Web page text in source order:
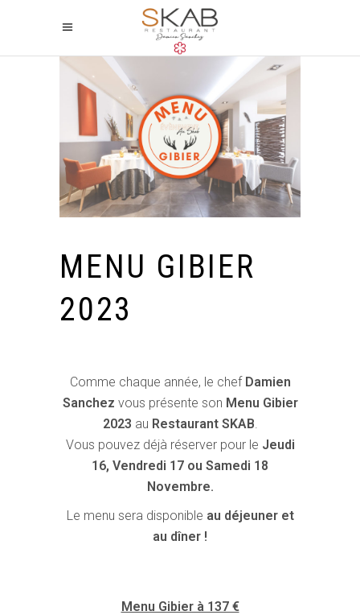
MENU GIBIER
2023
Comme chaque année, le chefDamien
Sanchez vous présente son Menu Gibier
2023 au Restaurant SKAB.
Vous pouvez déjà réserver pour le Jeudi
16, Vendredi 17 ou Samedi 18
Novembre.
Le menu sera disponible au déjeuner et
au dîner !
Menu Gibier à 137 €